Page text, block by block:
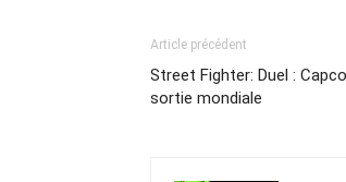
Article précédent
Street Fighter: Duel :
sortie mondiale